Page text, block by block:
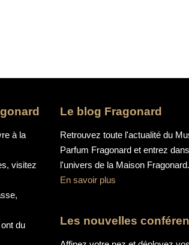
à la
visitez
du
Le blog Fragonard
Retrouvez toute l'actualité du
Parfum Fragonard et entrez dans
l'univers de la Maison Fragonard.
En savoir plus
Les nouvelles